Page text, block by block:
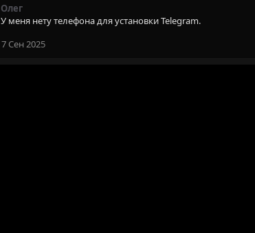
Олег
У меня нету телефона для установки Telegram.
7 Сен 2025